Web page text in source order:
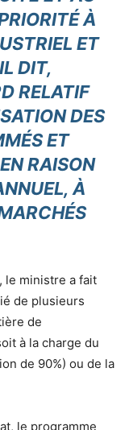
À
ET
DIT,
RELATIF
DES
ET
RAISON
À
le ministre a fait
de plusieurs
de
à la charge du
de 90%) ou de la
le programme